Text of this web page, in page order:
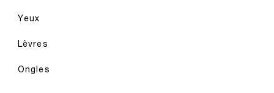
Yeux
Lèvres
Ongles